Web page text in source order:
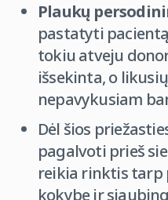
Plaukų
pastatyti
tokiu atveju
išsekinta, o
nepavykusiam
Dėl šios
pagalvoti prieš
reikia rinktis tarp
kokybe ir